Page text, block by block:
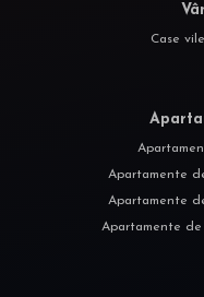
Case
Apartamente
Apartamente
Apartamente